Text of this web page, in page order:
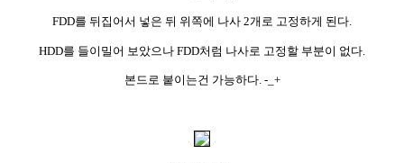
FDD를 뒤집어서 넣은 뒤 위쪽에 나사 2개로 고정하게 된다.
HDD를 들이밀어 보았으나 FDD처럼 나사로 고정할 부분이 없다.
본드로 붙이는건 가능하다. -_+